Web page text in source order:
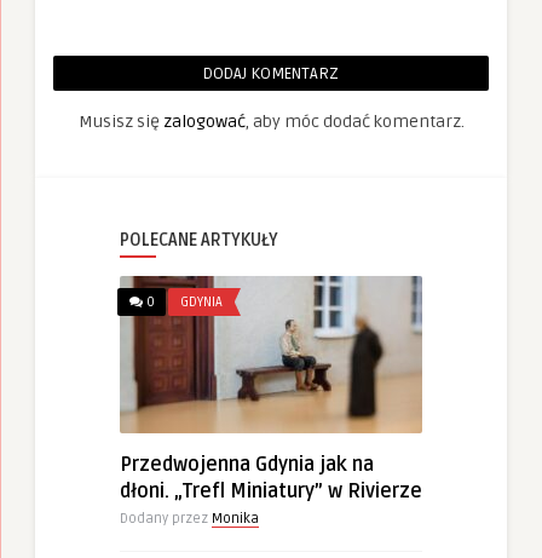
DODAJ KOMENTARZ
Musisz się zalogować, aby móc dodać komentarz.
POLECANE ARTYKUŁY
0 GDYNIA
Przedwojenna Gdynia jak na
dłoni. „Trefl Miniatury” w Rivierze
Dodany przez Monika